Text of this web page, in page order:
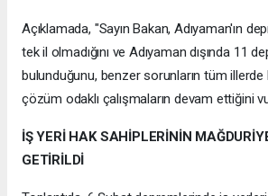
Açıklamada, "Sayın Bakan, Adıyaman'ın
tek il olmadığını ve Adıyaman dışında 11
bulunduğunu, benzer sorunların tüm illerde
çözüm odaklı çalışmaların devam ettiğini
İŞ YERİ HAK SAHİPLERİNİN
GETİRİLDİ